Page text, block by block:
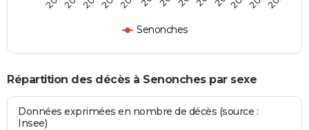
Senonches
Répartition des décès à Senonches par sexe
Données exprimées en nombre de décès (source :
Insee)